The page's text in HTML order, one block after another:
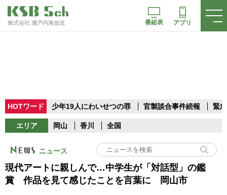
株式会社 瀬戸内海放送 番組表 アプリ
HOTワード 少年19人にわいせつの罪 官製談合事件続報 緊
エリア 岡山 香川 全国
ニュース
現代アートに親しんで…中学生が「対話型」の鑑
賞 作品を見て感じたことを言葉に 岡山市